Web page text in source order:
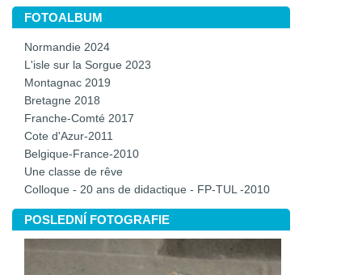
FOTOALBUM
Normandie 2024
L'isle sur la Sorgue 2023
Montagnac 2019
Bretagne 2018
Franche-Comté 2017
Cote d'Azur-2011
Belgique-France-2010
Une classe de rêve
Colloque - 20 ans de didactique - FP-TUL -2010
POSLEDNÍ FOTOGRAFIE